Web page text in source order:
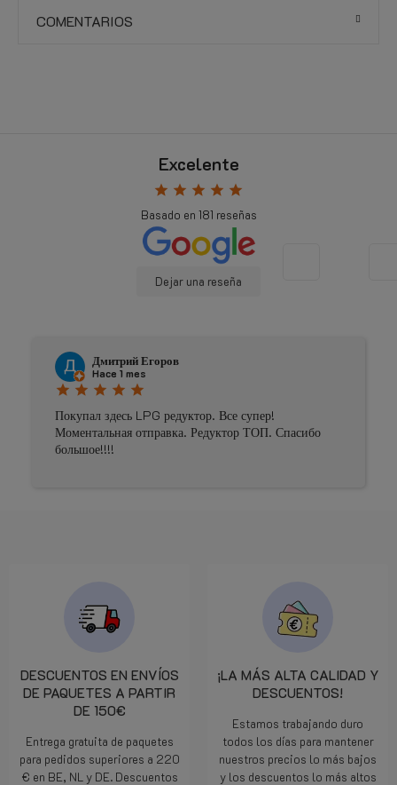
COMENTARIOS
Excelente
star star star star star
Basado en 181 reseñas
Dejar una reseña
Дмитрий Егоров
Hace 1 mes
star star star star star
Покупал здесь LPG редуктор. Все супер!
Моментальная отправка. Редуктор ТОП. Спасибо
большое!!!!
DESCUENTOS EN ENVÍOS
DE PAQUETES A PARTIR
DE 150€
Entrega gratuita de paquetes
para pedidos superiores a 220
€ en BE, NL y DE. Descuentos
¡LA MÁS ALTA CALIDAD Y
DESCUENTOS!
Estamos trabajando duro
todos los días para mantener
nuestros precios lo más bajos
y los descuentos lo más altos